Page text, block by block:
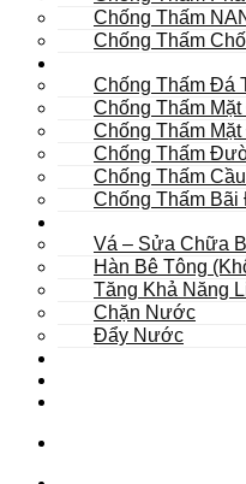
Chống Thấm
Chống Thấm
Chống Thấm Đá
Chống Thấm Mặt
Chống Thấm
Chống Thấm
Chống Thấm
Chống Thấm Bãi
Vá – Sửa Chữa
Hàn Bê Tông
Tăng Khả Năng
Chặn Nước
Đẩy Nước